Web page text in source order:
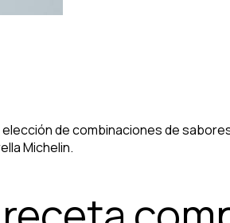
de combinaciones de
Michelin.